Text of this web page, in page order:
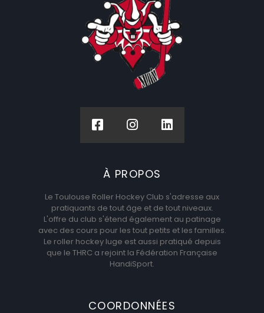
À PROPOS
Le Toulouse Roller Hockey Club s'adresse aux
pratiquants de tout âge et de tout niveaux.
L'offre du club s'étend également au patinage
avec des cours pour les tout petits et les familles.
Le roller hockey luge est aussi pratiqué depuis
que le THRC a rejoint la Fédération Française
HandiSport.
COORDONNÉES